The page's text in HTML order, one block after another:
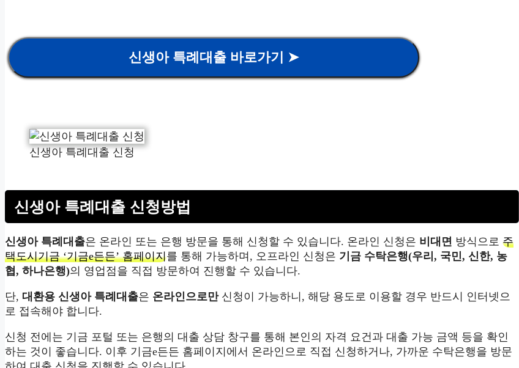
신생아 특례대출 바로가기 ➤
신생아 특례대출 신청
신생아 특례대출 신청방법
신생아 특례대출은 온라인 또는 은행 방문을 통해 신청할 수 있습니다. 온라인 신청은 비대면 방식으로 주
택도시기금 ‘기금e든든’ 홈페이지를 통해 가능하며, 오프라인 신청은 기금 수탁은행(우리, 국민, 신한, 농
협, 하나은행)의 영업점을 직접 방문하여 진행할 수 있습니다.
단, 대환용 신생아 특례대출은 온라인으로만신청이 가능하니, 해당 용도로 이용할 경우 반드시 인터넷으
로 접속해야 합니다.
신청 전에는 기금 포털 또는 은행의 대출 상담 창구를 통해 본인의 자격 요건과 대출 가능 금액 등을 확인
하는 것이 좋습니다. 이후 기금e든든 홈페이지에서 온라인으로 직접 신청하거나, 가까운 수탁은행을 방문